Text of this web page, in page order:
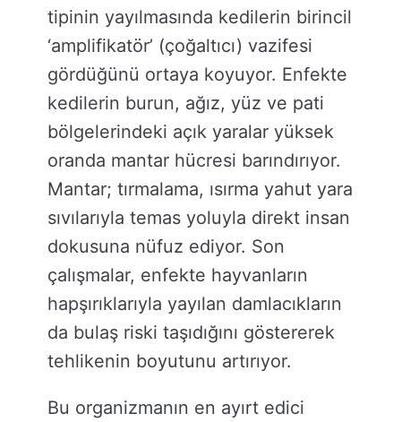
tipinin yayılmasında kedilerin birincil
‘amplifikatör’ (çoğaltıcı) vazifesi
gördüğünü ortaya koyuyor. Enfekte
kedilerin burun, ağız, yüz ve pati
bölgelerindeki açık yaralar yüksek
oranda mantar hücresi barındırıyor.
Mantar; tırmalama, ısırma yahut yara
sıvılarıyla temas yoluyla direkt insan
dokusuna nüfuz ediyor. Son
çalışmalar, enfekte hayvanların
hapşırıklarıyla yayılan damlacıkların
da bulaş riski taşıdığını göstererek
tehlikenin boyutunu artırıyor.
Bu organizmanın en ayırt edici